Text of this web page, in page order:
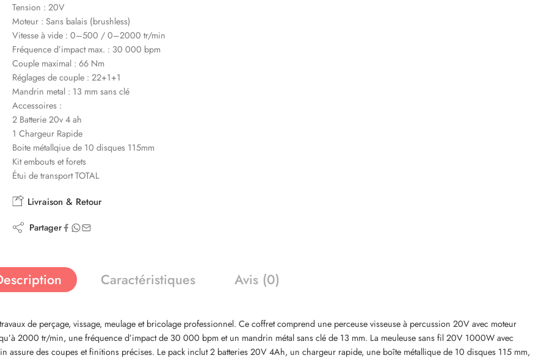
Tension : 20V
Moteur : Sans balais (brushless)
Vitesse à vide : 0–500 / 0–2000 tr/min
Fréquence d’impact max. : 30 000 bpm
Couple maximal : 66 Nm
Réglages de couple : 22+1+1
Mandrin metal : 13 mm sans clé
Accessoires :
2 Batterie 20v 4 ah
1 Chargeur Rapide
Boite métallqiue de 10 disques 115mm
Kit embouts et forets
Étui de transport TOTAL
Livraison & Retour
Partager
Caractéristiques Avis (0)
de perçage, vissage, meulage et bricolage professionnel. Ce coffret comprend une perceuse visseuse à percussion 20V avec moteur
2000 tr/min, une fréquence d’impact de 30 000 bpm et un mandrin métal sans clé de 13 mm. La meuleuse sans fil 20V 1000W avec
assure des coupes et finitions précises. Le pack inclut 2 batteries 20V 4Ah, un chargeur rapide, une boîte métallique de 10 disques 115 mm,